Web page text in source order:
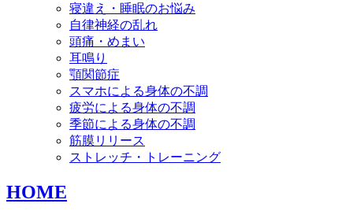
寝違え・睡眠のお悩み
自律神経の乱れ
頭痛・めまい
耳鳴り
顎関節症
スマホによる身体の不調
疲労による身体の不調
季節による身体の不調
筋膜リリース
ストレッチ・トレーニング
HOME